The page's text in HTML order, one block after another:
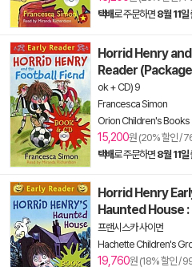
택배로 주문하면 8월 11일
Horrid Henry
Reader
ok + CD) 9
Francesca Simon
Orion Children's Books
15,200원 (20% 할인 /
택배로 주문하면 8월 11일
Horrid Henry
Haunted House
프랜시스카 사이먼
Hachette Children's
19,760원 (18% 할인 /